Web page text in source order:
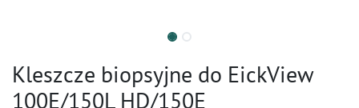
Kleszcze biopsyjne do EickView
100E/150L HD/150E